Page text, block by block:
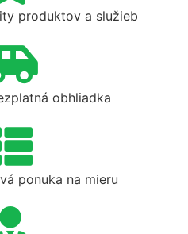
produktov a služieb
obhliadka
ponuka na mieru